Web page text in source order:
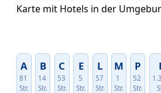
Karte mit Hotels in der
A
81
Str.
B
14
Str.
C
53
Str.
E
5
Str.
L
57
Str.
M
1
Str.
P
52
Str.